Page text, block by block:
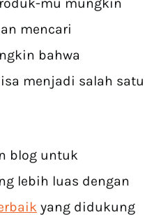
mu mungkin
mencari
bahwa
menjadi salah satu
blog untuk
lebih luas dengan
yang didukung